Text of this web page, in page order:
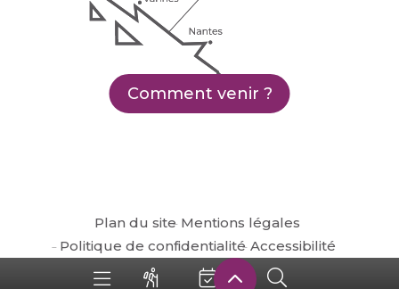
Comment venir ?
Plan du site Mentions légales
Politique de confidentialité Accessibilité